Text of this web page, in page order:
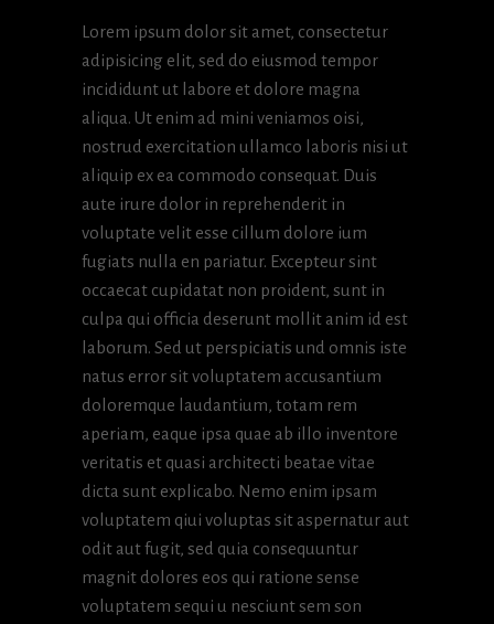
Lorem ipsum dolor sit amet, consectetur
adipisicing elit, sed do eiusmod tempor
incididunt ut labore et dolore magna
aliqua. Ut enim ad mini veniamos oisi,
nostrud exercitation ullamco laboris nisi ut
aliquip ex ea commodo consequat. Duis
aute irure dolor in reprehenderit in
voluptate velit esse cillum dolore ium
fugiats nulla en pariatur. Excepteur sint
occaecat cupidatat non proident, sunt in
culpa qui officia deserunt mollit anim id est
laborum. Sed ut perspiciatis und omnis iste
natus error sit voluptatem accusantium
doloremque laudantium, totam rem
aperiam, eaque ipsa quae ab illo inventore
veritatis et quasi architecti beatae vitae
dicta sunt explicabo. Nemo enim ipsam
voluptatem qiui voluptas sit aspernatur aut
odit aut fugit, sed quia consequuntur
magnit dolores eos qui ratione sense
voluptatem sequi u nesciunt sem son